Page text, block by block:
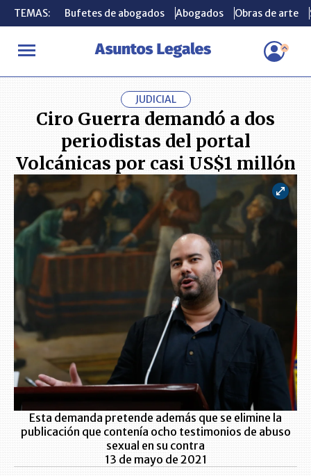
TEMAS: Bufetes de abogados Abogados Obras de arte
INICIO ACTUALIDAD Ciro Guerra demandó a dos periodistas
TEMAS: Bufetes de abogados Abogados Obras de arte
JUDICIAL
Ciro Guerra demandó a dos
periodistas del portal
Volcánicas por casi US$1 millón
Esta demanda pretende además que se elimine la
publicación que contenía ocho testimonios de abuso
sexual en su contra
13 de mayo de 2021